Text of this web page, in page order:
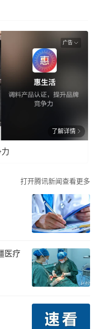
广告
了解详情
打开腾讯新闻查看更多
医疗